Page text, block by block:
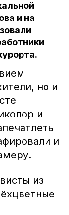
и на
но и
и
и
из